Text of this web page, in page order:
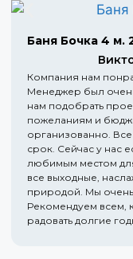
Баня Бочка 4 м.
Компания нам
Менеджер был
нам подобрать
пожеланиям и
организованно.
срок. Сейчас у нас
любимым местом
все выходные,
природой. Мы
Рекомендуем всем,
радовать долгие